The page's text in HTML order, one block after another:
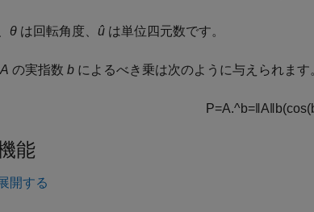
θ は回転角度、 û は単位四元数です。
A の実指数 b によるべき乗は次のように与えられます
P=A.^b=‖ A b(cos(
能
開する